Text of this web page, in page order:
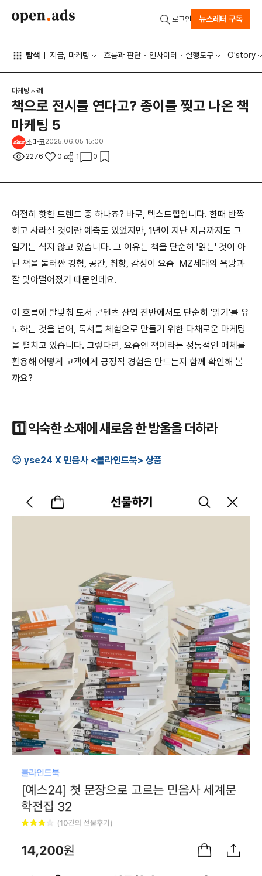
탐색 지금, 마케팅 흐름과 판단 인사이터 실행도구 O'story
로그인 뉴스레터 구독
마케팅 사례
책으로 전시를 연다고? 종이를 찢고 나온 책
마케팅 5
소마코2025.06.05 15:00
2276 0 1 0
여전히 핫한 트렌드 중 하나죠? 바로, 텍스트힙입니다. 한때 반짝
하고 사라질 것이란 예측도 있었지만, 1년이 지난 지금까지도 그
열기는 식지 않고 있습니다. 그 이유는 책을 단순히 '읽는' 것이 아
닌 책을 둘러싼 경험, 공간, 취향, 감성이 요즘 MZ세대의 욕망과
잘 맞아떨어졌기 때문인데요.
이 흐름에 발맞춰 도서 콘텐츠 산업 전반에서도 단순히 '읽기'를 유
도하는 것을 넘어, 독서를 체험으로 만들기 위한 다채로운 마케팅
을 펼치고 있습니다. 그렇다면, 요즘엔 책이라는 정통적인 매체를
활용해 어떻게 고객에게 긍정적 경험을 만드는지 함께 확인해 볼
까요?
1️⃣ 익숙한 소재에 새로움 한 방울을 더하라
😌 yse24 X 민음사 <블라인드북> 상품